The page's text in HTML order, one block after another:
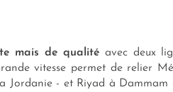
mais de qualité avec deux
vitesse permet de relier
Jordanie - et Riyad à